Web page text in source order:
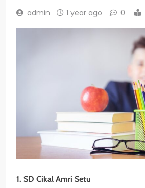
admin 1 year ago 0
1. SD Cikal Amri Setu